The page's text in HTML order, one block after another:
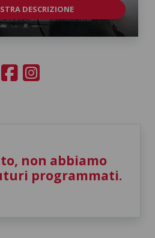
DESCRIZIONE
non abbiamo
programmati.